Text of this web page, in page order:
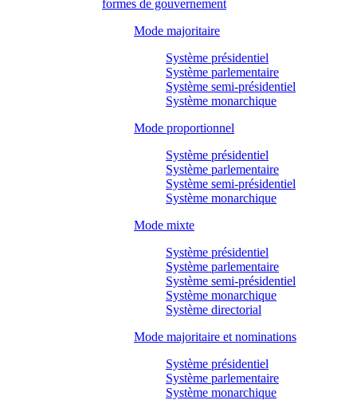
formes de gouvernement
Mode majoritaire
Système présidentiel
Système parlementaire
Système semi-présidentiel
Système monarchique
Mode proportionnel
Système présidentiel
Système parlementaire
Système semi-présidentiel
Système monarchique
Mode mixte
Système présidentiel
Système parlementaire
Système semi-présidentiel
Système monarchique
Système directorial
Mode majoritaire et nominations
Système présidentiel
Système parlementaire
Système monarchique